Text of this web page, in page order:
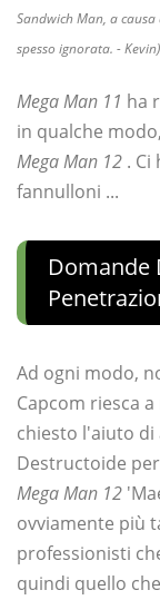
Sandwich Man, a
spesso ignorata. - Kevin)
Mega Man 11 ha
in qualche
Mega Man 12 . Ci
fannulloni ...
Domande
Ad ogni modo,
Capcom riesca
chiesto l'aiuto
Destructoide
Mega Man 12
ovviamente più
professionisti
quindi quello